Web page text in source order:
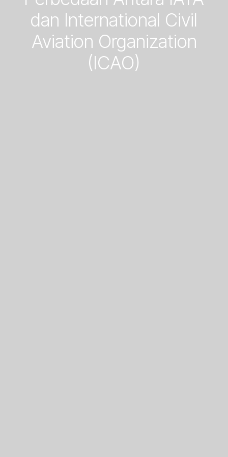
dan International Civil
Aviation Organization
(ICAO)